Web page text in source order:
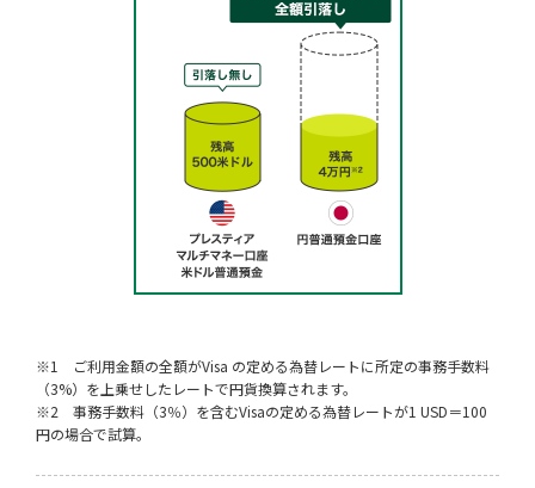
※1 ご利用金額の全額がVisa の定める為替レートに所定の事務手数料
（3%）を上乗せしたレートで円貨換算されます。
※2 事務手数料（3％）を含むVisaの定める為替レートが1 USD＝100
円の場合で試算。